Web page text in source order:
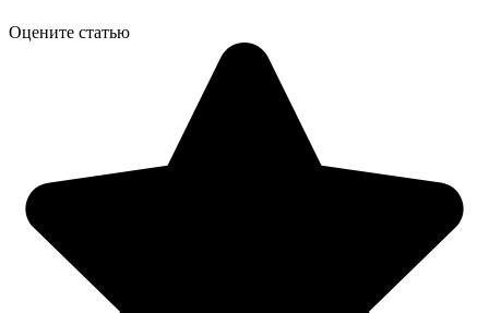
Оцените статью